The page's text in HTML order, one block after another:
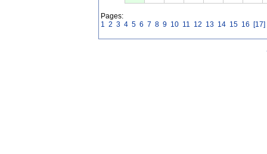
Pages:
1 2 3 4 5 6 7 8 9 10 11 12 13 14 15 16 [17]